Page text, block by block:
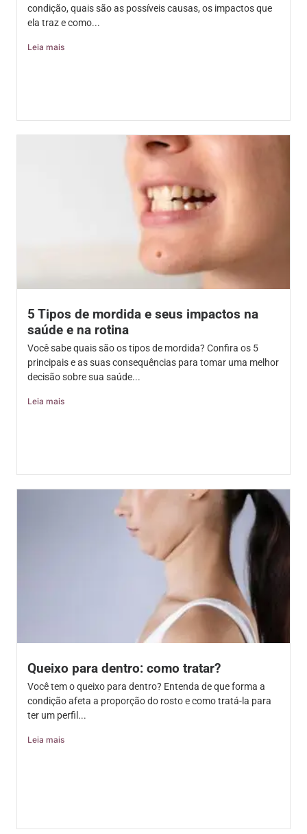
condição, quais são as possíveis causas, os impactos que
ela traz e como...
Leia mais
5 Tipos de mordida e seus impactos na
saúde e na rotina
Você sabe quais são os tipos de mordida? Confira os 5
principais e as suas consequências para tomar uma melhor
decisão sobre sua saúde...
Leia mais
Queixo para dentro: como tratar?
Você tem o queixo para dentro? Entenda de que forma a
condição afeta a proporção do rosto e como tratá-la para
ter um perfil...
Leia mais